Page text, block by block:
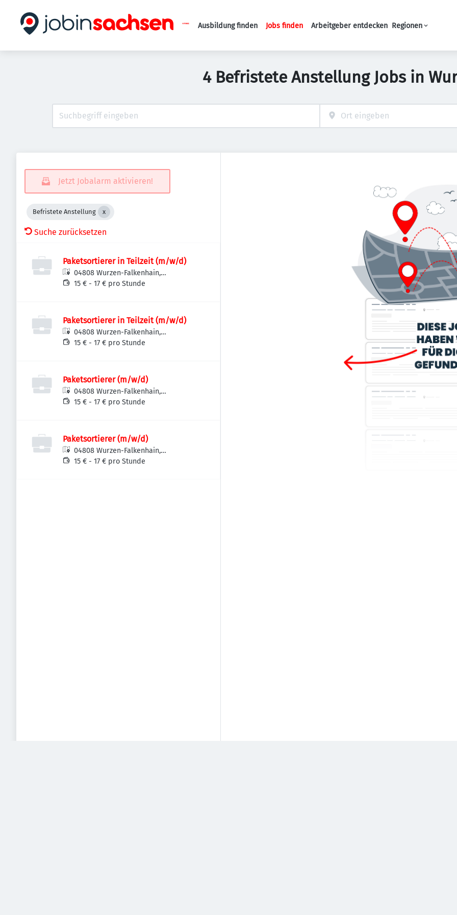
Haupt-Navigation
Ausbildung finden Jobs finden Arbeitgeber entdecken Regionen
4 Befristete Anstellung Jobs in
Jetzt Jobalarm aktivieren!
Befristete Anstellung
Suche zurücksetzen
Paketsortierer in Teilzeit (m/w/d)
04808 Wurzen-Falkenhain,
Deutschland
15 € - 17 € pro Stunde
Paketsortierer in Teilzeit (m/w/d)
04808 Wurzen-Falkenhain,
Deutschland
15 € - 17 € pro Stunde
Paketsortierer (m/w/d)
04808 Wurzen-Falkenhain,
Deutschland
15 € - 17 € pro Stunde
Paketsortierer (m/w/d)
04808 Wurzen-Falkenhain,
Deutschland
15 € - 17 € pro Stunde